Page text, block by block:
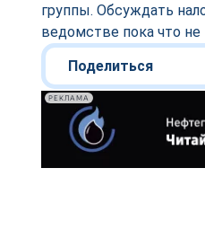
группы. Обсуждать
ведомстве пока что не
Поделиться
РЕКЛАМА